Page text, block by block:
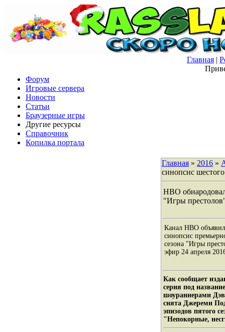
Главная |
Форум
Игровые сервера
Новости
Статьи
Браузерные игры
Другие ресурсы
Справочник
Копилка портала
Главная » 2016 »
синопсис
HBO
"Игры
Канал HBO
синопсис
сезона "Игры
эфир 24 апреля
Как сообщает
серия под
шоураннерами
снята Джереми
эпизодов пятого
"Непокорные,